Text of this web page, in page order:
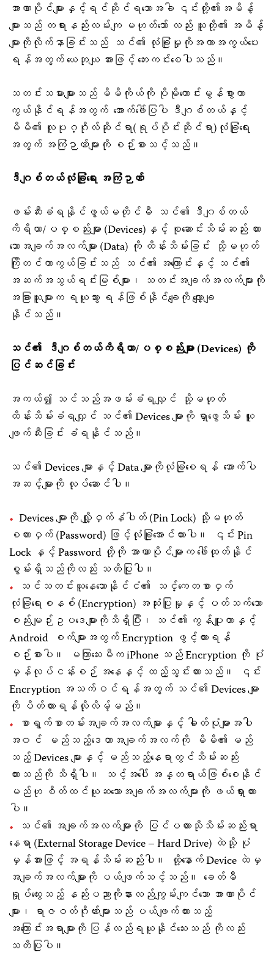
အာဏာပိုင်များနှင့်ရင်ဆိုင်ရသောအခါ ၎င်းတို့၏အမိန့်
များသည် တရားနည်းလမ်းကျ မဟုတ်သော် လည်း သူတို့၏ အမိန့်
များကိုလိုက်နာခြင်းသည် သင်၏ လုံခြုံမှုကိုအကာအကွယ်ပေး
ရန်အတွက် ယေဘုယျ အားဖြင့် ဘေးကင်းစေပါသည်။
သတင်းသမားများသည် မိမိကိုယ်ကို ပိုမိုကောင်းမွန်စွာကာ
ကွယ်နိုင်ရန်အတွက် အောက်ဖေါ်ပြပါ ဒီဂျစ်တယ်နှင့်
မိမိ၏ လူပုဂ္ဂိုလ်ဆိုင်ရာ(ရုပ်ပိုင်းဆိုင်ရာ)လုံခြုံရေး
အတွက် အကြံဉာဏ်များကို စဉ်းစားသင့်သည်။
ဒီဂျစ်တယ်လုံခြုံရေး အကြံဉာဏ်
ဖမ်းဆီးခံရနိုင်ဖွယ်မတိုင်မီ သင်၏ ဒီဂျစ်တယ်
ကိရိယာ/ပစ္စည်းများ (Devices)နှင့် စုဆောင်းသိမ်းဆည်း ထား
သောအချက်အလက်များ (Data) ကို ထိန်းသိမ်းခြင်း သို့မဟုတ်
ကြိုတင်ကာကွယ်ခြင်းသည် သင်၏ အကြောင်းနှင့် သင်၏
အဆက်အသွယ်ရင်းမြစ်များ ၊ သတင်း အချက်အလက်များကို
အခြားသူများက ရယူသွား ရန်ဖြစ်နိုင်ချေကို လျှော့ချ
နိုင်သည်။
သင်၏ ဒီဂျစ်တယ်ကိရိယာ/ပစ္စည်းများ (Devices) ကို
ပြင်ဆင်ခြင်း
အကယ်၍ သင်သည်အဖမ်းခံရလျှင် သို့မဟုတ်
ထိန်းသိမ်းခံရလျှင် သင်၏ Devices များကို ရှာဖွေသိမ်း ယူ
ဖျက်ဆီးခြင်း ခံရနိုင်သည်။
သင်၏ Devices များနှင့် Data များကိုလုံခြုံစေရန် အောက်ပါ
အဆင့်များကို လုပ်ဆောင်ပါ။
Devices များကို လျှို့ဝှက်နံပါတ် (Pin Lock) သို့မဟုတ်
စကားဝှက် (Password) ဖြင့်လုံခြုံအောင်ထားပါ။ ၎င်း Pin
Lock နှင့် Password တို့ကို အာဏာပိုင်များက ဖေါ်ထုတ်နိုင်
စွမ်းရှိသည်ကိုလည်း သတိပြုပါ။
သင်သတင်းယူနေသောနိုင်ငံ၏ သင်္ကေတစာဝှက်
လုံခြုံရေးစနစ် (Encryption) အသုံးပြုမှုနှင့် ပတ်သက်သော
စည်းမျဉ်းဥပဒေများကိုသိရှိပြီး၊ သင်၏ ကွန်ပျူတာနှင့်
Android စက်များအတွက် Encryption ဖွင့်ထားရန်
စဉ်းစားပါ။ မကြာသေးမီက iPhone သည် Encryption ကို ပုံ
မှန်လုပ်ငန်းစဉ် အနေနှင့် ထည့်သွင်းထားသည်။ ၎င်း
Encryption အသက်ဝင်ရန်အတွက် သင်၏ Devices များ
ကို ပိတ်ထားရန်လိုလိမ့်မည်။
စာရွက်စာတမ်းအချက်အလက်များနှင့် ဓါတ်ပုံများအပါ
အ၀င် မည်သည့်ဒေတာအချက်အလက်ကို မိမိ၏ မည်
သည့် Devices များနှင့် မည်သည့်နေရာတွင်သိမ်းဆည်း
ထားသည်ကို သိရှိပါ။ သင့်အပေါ် အန္တရာယ်ဖြစ်စေနိုင်
မည်ဟု စိတ်ထင်ယူဆသောအချက်အလက်များကို ဖယ်ရှားထား
ပါ။
သင်၏ အချက်အလက်များကို ပြင်ပထားသိုသိမ်းဆည်းရာ
နေရာ (External Storage Device – Hard Drive) ထဲသို့ ပုံ
မှန်အားဖြင့် အရန်သိမ်းဆည်းပါ။ ထို့နောက် Device ထဲမှ
အချက်အလက်များကို ပယ်ဖျက်သင့်သည်။ ခေတ်မီ
ရှုပ်ထွေးသည့် နည်းပညာကိုနားလည်ကျွမ်းကျင်သော အာဏာပိုင်
များ၊ ရာဇဝတ်ဂိုဏ်းများသည် ပယ်ဖျက်ထားသည့်
အကြောင်းအရာများကို ပြန်လည်ရယူနိုင်သေးသည် ကိုလည်း
သတိပြုပါ။